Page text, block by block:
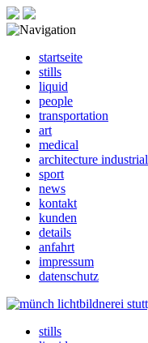
startseite
stills
liquid
people
transportation
art
medical
architecture industrial
sport
news
kontakt
kunden
details
anfahrt
impressum
datenschutz
stills